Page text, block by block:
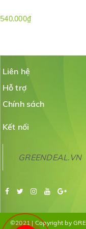
540.000₫
Liên hệ
Hỗ trợ
Chính sách
Kết nối
GREENDEAL.VN
©2021 | Copyright by